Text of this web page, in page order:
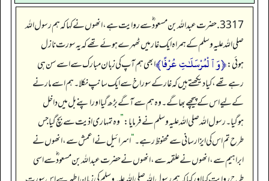
3317. حضرت عبداللہ بن مسعود ؓسے روایت ہے، انھوں نے کہا کہ ہم رسول اللہ
صلی اللہ علیہ وسلم کے ہمراہ ایک غار میں ٹھہرے ہوئے تھے کہ یہ سورت نازل
ہوئی:﴿وَٱلْمُرْسَلَـٰتِ عُرْفًا﴾ابھی ہم آپ کی زبان مبارک سے اسے سن ہی
رہے تھے، کیا دیکھتے ہیں کہ غار کے سوراخ سے ایک سانپ نکلا۔ ہم اسے مارنے
کے لیے اس کے پیچھے بھاگے۔ وہ ہم سے آگے بڑھ گیا اور اپنے بل میں داخل
ہوگیا۔ رسول اللہ صلی اللہ علیہ وسلم نے فرمایا:”وہ تمہاری اذیت سے بچ گیا جس
طرح تم اس کی ایزا رسانی سے محفوظ رہے۔“اسرائیل نے اعمش سے، انھوں نے
ابراہیم سے، انھوں نے علقمہ سے، انھوں نے حضرت عبداللہ بن مسعود ؓسے اسی